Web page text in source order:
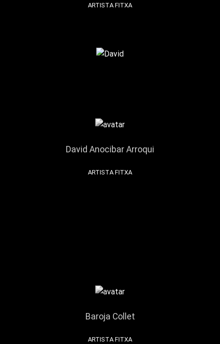
ARTISTA FITXA
David Anocibar Arroqui
ARTISTA FITXA
Baroja Collet
ARTISTA FITXA